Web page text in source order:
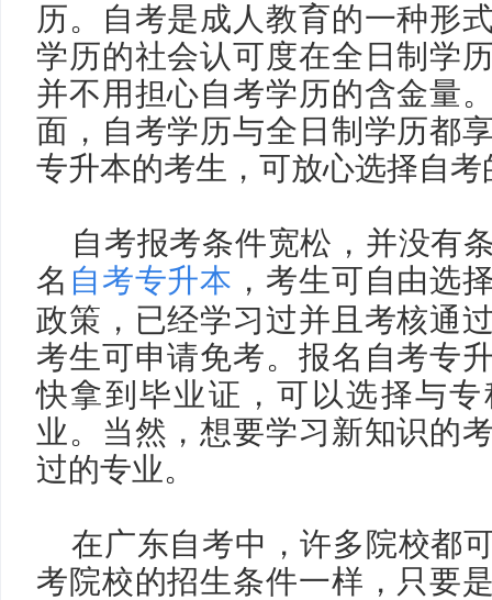
历。自考是成人教育的一种形
学历的社会认可度在全日制学
并不用担心自考学历的含金量
面，自考学历与全日制学历都
专升本的考生，可放心选择自考
自考报考条件宽松，并没有
名 自考专升本 ，考生可自由选
政策，已经学习过并且考核通
考生可申请免考。报名自考专
快拿到毕业证，可以选择与
业。当然，想要学习新知识的
过的专业。
在广东自考中，许多院校都
考院校的招生条件一样，只要